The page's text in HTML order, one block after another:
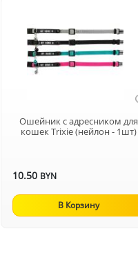
Ошейник с адресником для
кошек Trixie (нейлон - 1шт)
10.50 BYN
В Корзину